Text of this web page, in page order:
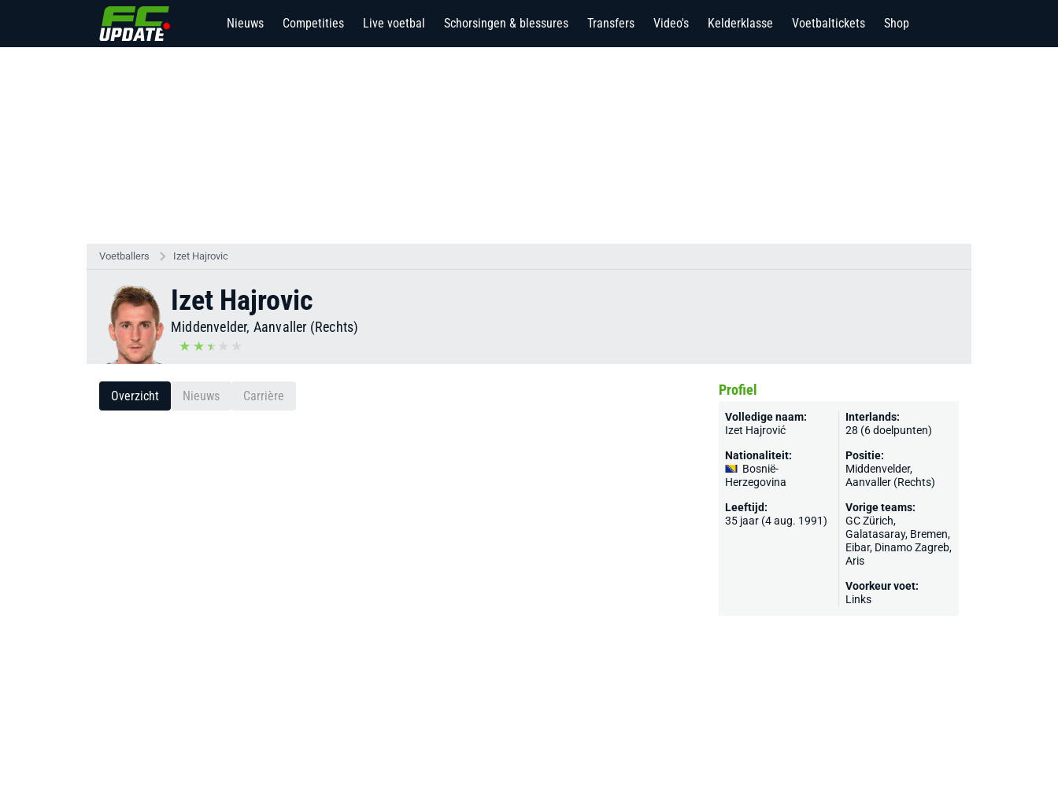
Nieuws Competities Live voetbal Schorsingen & blessures Transfers Video's Kelderklasse Voetbaltickets Shop
Voetballers Izet Hajrovic
Izet Hajrovic
Middenvelder, Aanvaller (Rechts)
Overzicht Nieuws Carrière Profiel
Volledige naam:
Izet Hajrović
Nationaliteit:
Bosnië-
Herzegovina
Leeftijd:
35 jaar (4 aug. 1991)
Interlands:
28 (6 doelpunten)
Positie:
Middenvelder,
Aanvaller (Rechts)
Vorige teams:
GC Zürich,
Galatasaray, Bremen,
Eibar, Dinamo Zagreb,
Aris
Voorkeur voet:
Links